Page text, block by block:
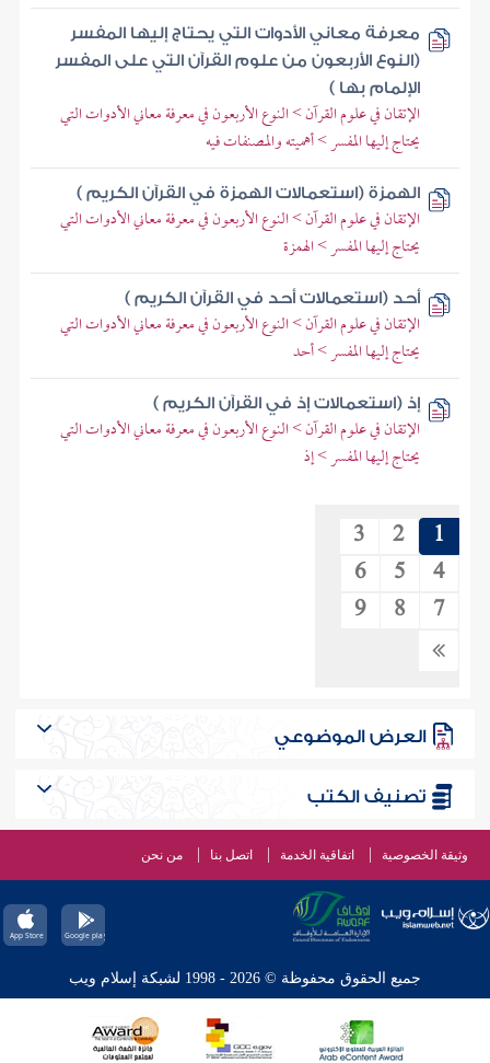
معرفة معاني الأدوات التي يحتاج إليها المفسر
(النوع الأربعون من علوم القرآن التي على المفسر
الإلمام بها )
الإتقان في علوم القرآن > النوع الأربعون في معرفة معاني الأدوات التي
يحتاج إليها المفسر > أهميته والمصنفات فيه
الهمزة (استعمالات الهمزة في القرآن الكريم )
الإتقان في علوم القرآن > النوع الأربعون في معرفة معاني الأدوات التي
يحتاج إليها المفسر > الهمزة
أحد (استعمالات أحد في القرآن الكريم )
الإتقان في علوم القرآن > النوع الأربعون في معرفة معاني الأدوات التي
يحتاج إليها المفسر > أحد
إذ (استعمالات إذ في القرآن الكريم )
الإتقان في علوم القرآن > النوع الأربعون في معرفة معاني الأدوات التي
يحتاج إليها المفسر > إذ
1
2
3
4
5
6
7
8
9
العرض الموضوعي
تصنيف الكتب
وثيقة الخصوصية اتفاقية الخدمة اتصل بنا من نحن
جميع الحقوق محفوظة © 2026 - 1998 لشبكة إسلام ويب